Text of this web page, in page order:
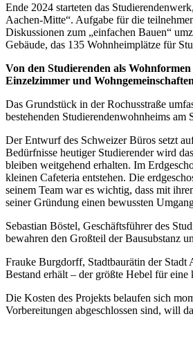
Ende 2024 starteten das
Aachen-Mitte“. Aufgabe für die
Diskussionen zum „einfachen Bauen“
Gebäude, das 135 Wohnheimplätze für
Von den Studierenden als
Einzelzimmer und Wohngemeinschaften
Das Grundstück in der Rochusstraße
bestehenden Studierendenwohnheims
Der Entwurf des Schweizer Büros setzt
Bedürfnisse heutiger Studierender wird
bleiben weitgehend erhalten. Im
kleinen Cafeteria entstehen. Die
seinem Team war es wichtig, dass mit
seiner Gründung einen bewussten
Sebastian Böstel, Geschäftsführer des
bewahren den Großteil der Bausubstanz
Frauke Burgdorff, Stadtbaurätin der Stadt
Bestand erhält – der größte Hebel für
Die Kosten des Projekts belaufen sich
Vorbereitungen abgeschlossen sind, will